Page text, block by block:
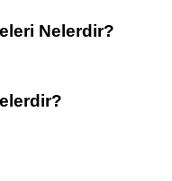
Nelerdir?